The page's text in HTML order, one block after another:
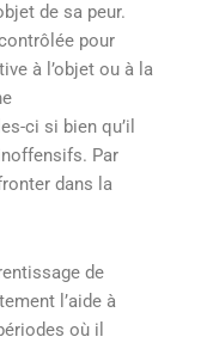
de sa peur.
pour
à l’objet ou à la
ci si bien qu’il
Par
dans la
de
l’aide à
où il